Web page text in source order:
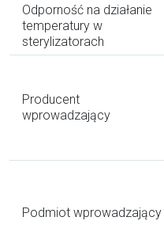
Odporność na działanie
temperatury w
sterylizatorach
Producent
wprowadzający
Podmiot wprowadzający